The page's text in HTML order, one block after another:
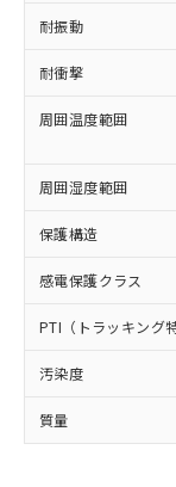
耐振動
耐衝撃
周囲温度範囲
周囲湿度範囲
保護構造
感電保護クラス
PTI（トラッキング特
汚染度
質量
記
タ
覧
準
正
様
ム
オ
くだ
在
事前
示
マ
ビ
メ
鉛(Pb)
六価クロ
類(PBB)
(PBDE)
ル)
ルベンジル
（DBP）
(DIBP)
但し、
適用除外項目
フタル酸エ
図的な使用
※2 対応
部品在
月が前
*中国
Pb(鉛)
Cr(Ⅵ)(六価
ニル類) :
ル) :
DEHP(フ
※2 環境
「ｅ」：
準値以
「10」
質が外
及ぼさ
（
ま
国
可
当
全
い
当
ル
武
使用
当
場合
該
販
法
り
○
△